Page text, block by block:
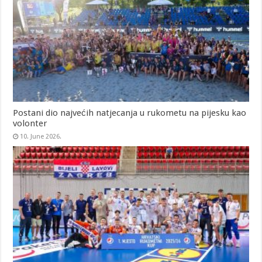
Postani dio najvećih natjecanja u rukometu na pijesku kao
volonter
10. June 2026.